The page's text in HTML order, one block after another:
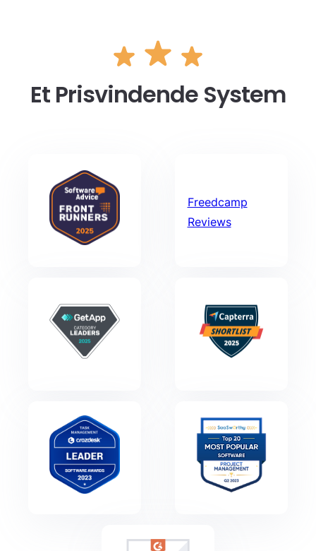
Et Prisvindende System
Freedcamp
Reviews